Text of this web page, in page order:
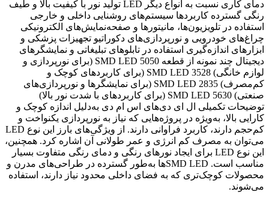
دمای کاری نسبت به انواع دیگر LED تولید نور با کیفیت بالا و طیف
رنگی گسترده کاربردها سیستم‌های روشنایی داخلی و خارجی
استفاده در تلویزیون‌ها، مانیتورها و صفحه‌نمایش‌های الکترونیکی
چراغ‌های خودرویی و نورپردازی‌های دکوراتیو تجهیزات پزشکی و
ابزارهای اندازه‌گیری استفاده در تابلوهای تبلیغاتی و نمایشگرهای
دیجیتال چند نمونه از قطعه 5050 SMD LED (برای نورپردازی و
لوازم خانگی) 3528 SMD LED (برای کاربردهای کوچک و
کم‌مصرف) 2835 SMD LED (برای نمایشگرها و نورپردازی‌های
صنعتی) 5630 SMD LED (برای کاربردهای با شدت نور بالا)
توضیحات تکمیلی ال ای دی‌های اس ام دی به‌دلیل اندازه کوچک و
کارایی بالا، به‌ویژه در پروژه‌هایی که نیاز به نورپردازی یکنواخت و
کم‌حجم دارند، کاربرد فراوانی دارند. از ویژگی‌های بارز این نوع LED
می‌توان به مصرف کم انرژی و عمر طولانی آن اشاره کرد. همچنین،
این نوع LED برای ایجاد نورهای رنگی و دمای رنگی متفاوت بسیار
مناسب است. SMD LED‌ها به‌طور گسترده در طراحی‌های مدرن و
محصولات کوچک‌تری که به فضای داخلی محدود نیاز دارند، استفاده
می‌شوند.